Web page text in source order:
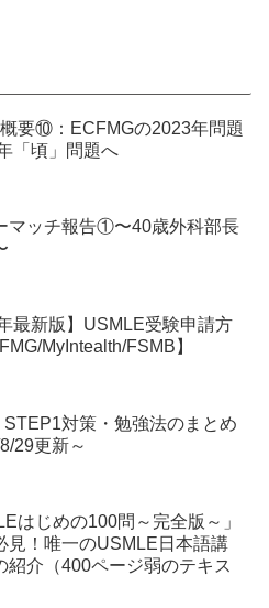
要⑩：ECFMGの2023年問題
「頃」問題へ
マッチ報告①〜40歳外科部長
最新版】USMLE受験申請方
MyIntealth/FSMB】
STEP1対策・勉強法のまとめ
29更新～
はじめの100問～完全版～」
見！唯一のUSMLE日本語講
紹介（400ページ弱のテキス